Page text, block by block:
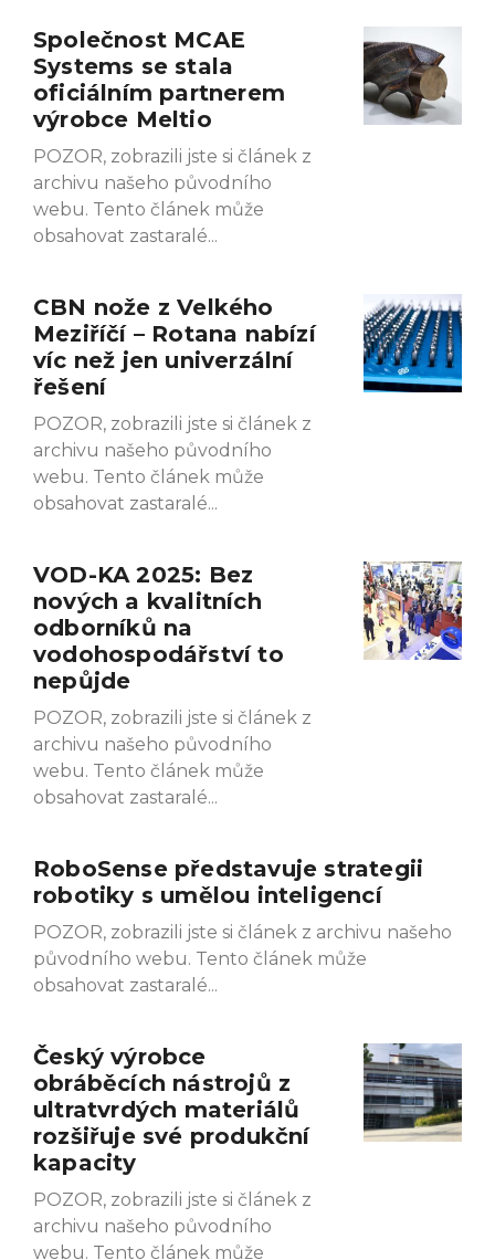
Společnost MCAE
Systems se stala
oficiálním partnerem
výrobce Meltio
POZOR, zobrazili jste si článek z
archivu našeho původního
webu. Tento článek může
obsahovat zastaralé
CBN nože z Velkého
Meziříčí – Rotana nabízí
víc než jen univerzální
řešení
POZOR, zobrazili jste si článek z
archivu našeho původního
webu. Tento článek může
obsahovat zastaralé
VOD-KA 2025: Bez
nových a kvalitních
odborníků na
vodohospodářství to
nepůjde
POZOR, zobrazili jste si článek z
archivu našeho původního
webu. Tento článek může
obsahovat zastaralé
RoboSense představuje strategii
robotiky s umělou inteligencí
POZOR, zobrazili jste si článek z archivu našeho
původního webu. Tento článek může
obsahovat zastaralé
Český výrobce
obráběcích nástrojů z
ultratvrdých materiálů
rozšiřuje své produkční
kapacity
POZOR, zobrazili jste si článek z
archivu našeho původního
webu. Tento článek může